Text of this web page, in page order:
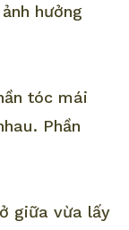
hưởng
tóc mái
Phần
giữa vừa lấy